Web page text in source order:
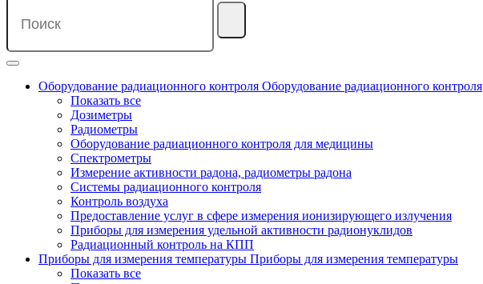
Оборудование радиационного контроля Оборудование радиационного контроля
Показать все
Дозиметры
Радиометры
Оборудование радиационного контроля для медицины
Спектрометры
Измерение активности радона, радиометры радона
Системы радиационного контроля
Контроль воздуха
Предоставление услуг в сфере измерения ионизирующего излучения
Приборы для измерения удельной активности радионуклидов
Радиационный контроль на КПП
Приборы для измерения температуры Приборы для измерения температуры
Показать все